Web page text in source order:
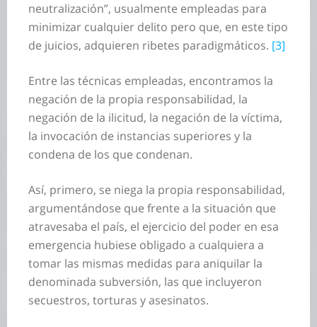
neutralización”, usualmente empleadas para
minimizar cualquier delito pero que, en este tipo
de juicios, adquieren ribetes paradigmáticos. [3]
Entre las técnicas empleadas, encontramos la
negación de la propia responsabilidad, la
negación de la ilicitud, la negación de la víctima,
la invocación de instancias superiores y la
condena de los que condenan.
Así, primero, se niega la propia responsabilidad,
argumentándose que frente a la situación que
atravesaba el país, el ejercicio del poder en esa
emergencia hubiese obligado a cualquiera a
tomar las mismas medidas para aniquilar la
denominada subversión, las que incluyeron
secuestros, torturas y asesinatos.